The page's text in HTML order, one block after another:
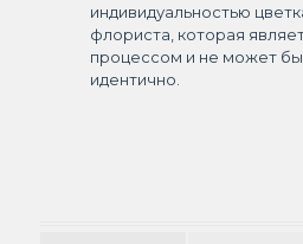
индивидуальностью
флориста, которая
процессом и не может
идентично.